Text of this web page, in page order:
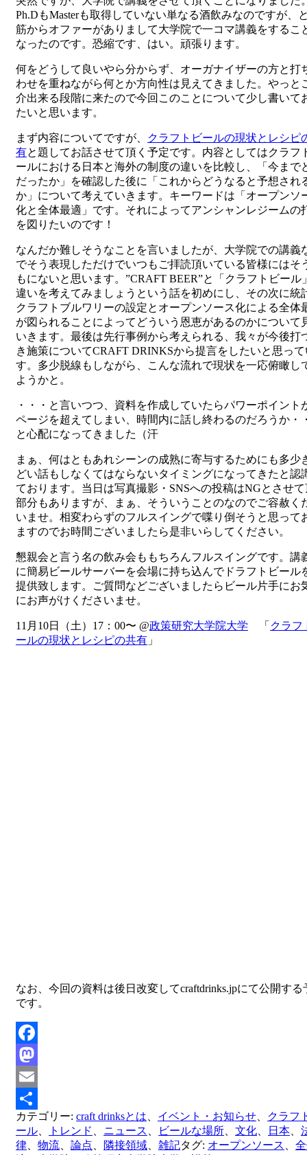
日:
Ph.DもMasterも取得していない単なる酒飲みなのですが、
筋からオファーがありまして大学院で一コマ講義をするこ
なったのです。恐縮です、はい。頑張ります。
何をどうして良いやら分からず、オーガナイザーの方と打
わせを重ねながら何とか方向性は見えてきました。やっと
介出来る段階に来たので今回このことについて少し書いて
たいと思います。
まず内容についてですが、
クラフトビールの現状とレシピ
有と題してお話させて頂く予定です。内容としてはクラフ
ールにおける日本と海外の制度の違いを比較し、「今まで
だったか」を確認した後に「これからどうなると予想され
か」について考えていきます。キーワードは「オープンソ
化と全体最適」です。それによってアンシャンレジームの
を図りたいのです！
なんだか難しそうなことを言いましたが、大学院での講義
でそう表現しただけでいつもご拝読頂いている皆様にはそ
もにないと思います。”CRAFT BEER”と「クラフトビール
違いを考えてみましょうという話を初めにし、その次に統
クラフトブルワリーの設定とオープンソース化による全体
が図られることによってどういう恩恵があるのかについて
いきます。最後は先行事例から考えられる、我々が今後打
き施策についてCRAFT DRINKSから提言をしたいと思っ
す。多少脱線もしながら、こんな流れで現状を一応俯瞰し
ようかと。
・・・と言いつつ、資料を作成していたらパワーポイント
ページを超えてしまい、時間内に話し終わるのだろうか・
と心配になってきました（汗
まぁ、何はともあれシーンの成熟に寄与するためにも多少
どい話もしなくてはならないタイミングになってきたと認
ております。当日は写真撮影・SNSへの投稿はNGとさせ
部分もありますが、まぁ、そういうことのなのでご容赦く
いませ。相変わらずのフルスイングで喋り倒そうと思って
ますのでお時間ございましたら是非いらしてください。
懇親会と言う名の飲み会ももちろんフルスイングです。講
に簡易ビールサーバーを会場に持ち込んでドラフトビール
提供致します。ご質問などございましたらビール片手にお
にお声がけくださいませ。
11月10日（土）17：00〜 @政策研究大学院大学 「 クラフ
ールの現状とレシピの共有 」
なお、今回の資料は後日改変してcraftdrinks.jpにて公開する
です。
Facebook
Mastodon
Email
共
有
カテゴリー: craft drinksとは イベント・お知らせ
クラフ
ール
トレンド ニュース ビールな場所 文化 日本
律
物流 論点 隣接領域 雑記タグ: オープンソース